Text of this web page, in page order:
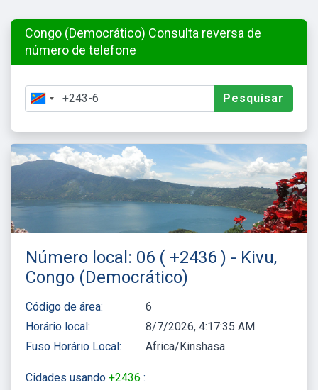
Congo (Democrático) Consulta reversa de
número de telefone
Pesquisar
Número local: 06 ( +2436 ) - Kivu,
Congo (Democrático)
Código de área:
6
Horário local:
8/7/2026, 4:17:36 AM
Fuso Horário Local:
Africa/Kinshasa
Cidades usando +2436 :